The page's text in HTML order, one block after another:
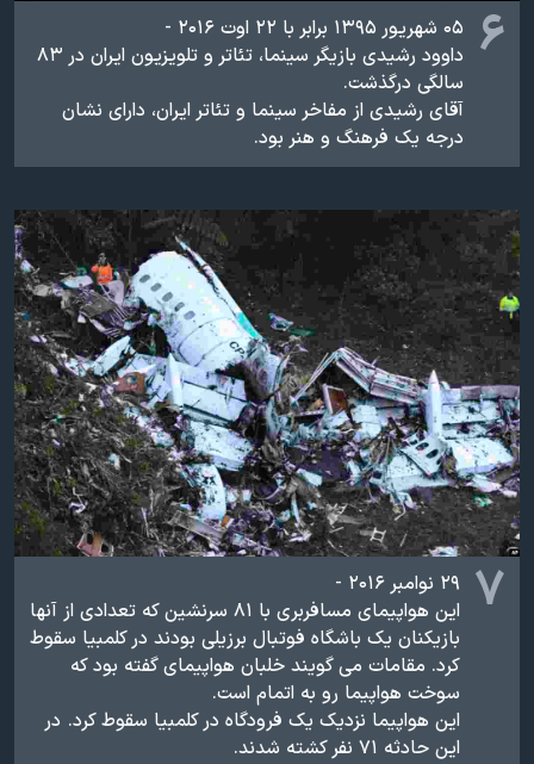
۶ ۰۵ شهریور ۱۳۹۵
برابر با​ ۲۲ اوت ۲۰۱۶ -
داوود رشیدی بازیگر سینما، تئاتر و تلویزیون ایران در ۸۳
سالگی درگذشت.​
آقای رشیدی از مفاخر سینما و تئاتر ایران، دارای نشان
درجه یک فرهنگ و هنر بود.
۷ ۲۹ نوامبر ۲۰۱۶ -
این هواپیمای مسافربری با ۸۱ سرنشین که تعدادی از آنها
بازیکنان یک باشگاه فوتبال برزیلی بودند در کلمبیا سقوط
کرد. مقامات می گویند خلبان هواپیمای گفته بود که
سوخت هواپیما رو به اتمام است.
این هواپیما نزدیک یک فرودگاه در کلمبیا سقوط کرد. در
این حادثه ۷۱ نفر کشته شدند.